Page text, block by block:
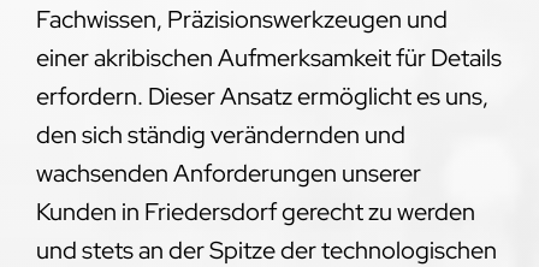
Fachwissen, Präzisionswerkzeugen und
einer akribischen Aufmerksamkeit für Details
erfordern. Dieser Ansatz ermöglicht es uns,
den sich ständig verändernden und
wachsenden Anforderungen unserer
Kunden in Friedersdorf gerecht zu werden
und stets an der Spitze der technologischen